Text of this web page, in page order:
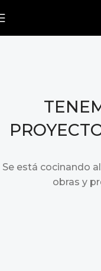
Se está cocinando
obras y